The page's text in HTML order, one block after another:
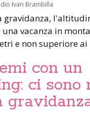
Ivan Brambilla
gravidanza,
una vacanza in
e non superiore ai
con un
ci sono